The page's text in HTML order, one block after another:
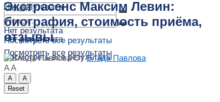
Нет результата
Посмотреть все результаты
Нет результата
Посмотреть все результаты
Нет результата
Посмотреть все результаты
Экстрасенс Максим Левин:
биография, стоимость приёма,
отзывы
От Влада Павлова
A A
A
A
Reset